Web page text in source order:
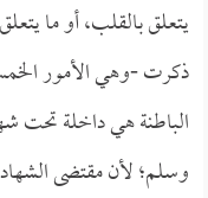
يتعلق بالقلب، أو ما
ذكرت -وهي الأمور
الباطنة هي داخلة تحت
وسلم؛ لأن مقتضى